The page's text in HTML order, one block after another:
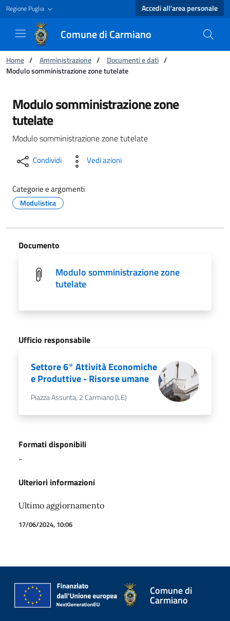
Regione Puglia Accedi all'area personale
Comune di Carmiano
Ti trovi in:
Home / Amministrazione / Documenti e dati /
Modulo somministrazione zone tutelate
Modulo somministrazione zone tutelate -
Modulo somministrazione zone
tutelate
Modulo somministrazione zone tutelate
Condividi Vedi azioni
Categorie e argomenti
Modulistica
Documento
Modulo somministrazione zone
tutelate
Ufficio responsabile
Settore 6° Attività Economiche
e Produttive - Risorse umane
Piazza Assunta, 2 Carmiano (LE)
Formati disponibili
-
Ulteriori informazioni
Ultimo aggiornamento
17/06/2024, 10:06
Comune di
Carmiano